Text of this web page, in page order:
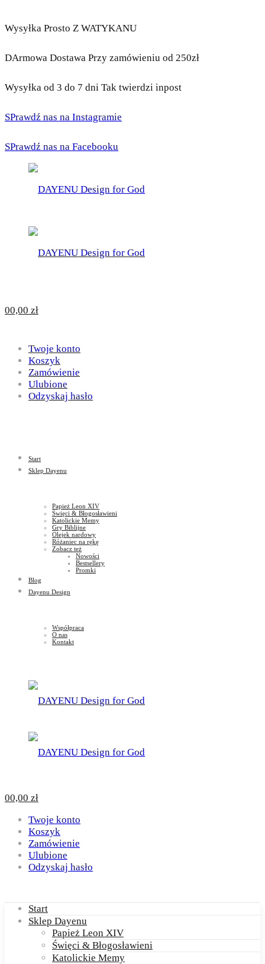
Wysyłka Prosto Z WATYKANU
DArmowa Dostawa Przy zamówieniu od 250zł
Wysyłka od 3 do 7 dni Tak twierdzi inpost
SPrawdź nas na Instagramie
SPrawdź nas na Facebooku
for
God
DAYENU
Design
God
00,00 zł
Twoje konto
Koszyk
Zamówienie
Ulubione
Odzyskaj hasło
Start
Sklep Dayenu
Papież Leon XIV
Święci & Błogosławieni
Katolickie Memy
Gry Biblijne
Olejek nardowy
Różaniec na rękę
Zobacz też
Nowości
Bestsellery
Promki
Blog
Dayenu Design
Współpraca
O nas
Kontakt
00,00 zł
Twoje konto
Koszyk
Zamówienie
Ulubione
Odzyskaj hasło
Start
Sklep Dayenu
Papież Leon XIV
Święci & Błogosławieni
Katolickie Memy